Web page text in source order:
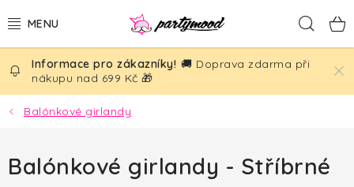
na
BALÓNKY
PÁRTY DEKORACE
🚚 Doprava zdarma při
nákupu nad 699 Kč 🎁
Balónkové girlandy
Balónkové girlandy - Stříbrné